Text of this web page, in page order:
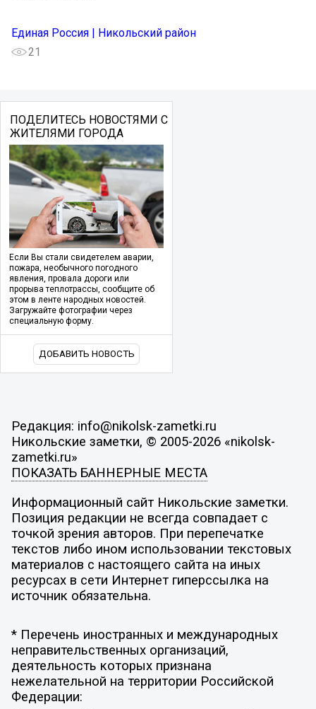
Единая Россия | Никольский район
21
ПОДЕЛИТЕСЬ НОВОСТЯМИ С
ЖИТЕЛЯМИ ГОРОДА
Если Вы стали свидетелем аварии,
пожара, необычного погодного
явления, провала дороги или
прорыва теплотрассы, сообщите об
этом в ленте народных новостей.
Загружайте фотографии через
специальную форму.
ДОБАВИТЬ НОВОСТЬ
Редакция: info@nikolsk-zametki.ru
Никольские заметки, © 2005-2026 «nikolsk-
zametki.ru»
ПОКАЗАТЬ БАННЕРНЫЕ МЕСТА
Информационный сайт Никольские заметки.
Позиция редакции не всегда совпадает с
точкой зрения авторов. При перепечатке
текстов либо ином использовании текстовых
материалов с настоящего сайта на иных
ресурсах в сети Интернет гиперссылка на
источник обязательна.
* Перечень иностранных и международных
неправительственных организаций,
деятельность которых признана
нежелательной на территории Российской
Федерации: